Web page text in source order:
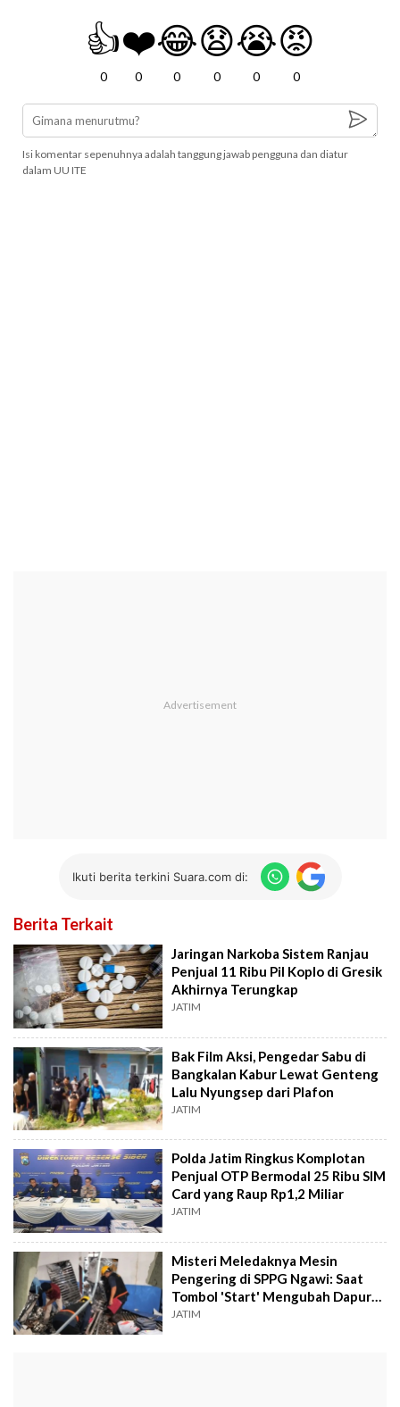
👍
0
❤️
0
😂
0
😧
0
😭
0
😡
0
Isi komentar sepenuhnya adalah tanggung jawab pengguna dan diatur
dalam UU ITE
Ikuti berita terkini Suara.com di:
Berita Terkait
Jaringan Narkoba Sistem Ranjau
Penjual 11 Ribu Pil Koplo di Gresik
Akhirnya Terungkap
JATIM
Bak Film Aksi, Pengedar Sabu di
Bangkalan Kabur Lewat Genteng
Lalu Nyungsep dari Plafon
JATIM
Polda Jatim Ringkus Komplotan
Penjual OTP Bermodal 25 Ribu SIM
Card yang Raup Rp1,2 Miliar
JATIM
Misteri Meledaknya Mesin
Pengering di SPPG Ngawi: Saat
Tombol 'Start' Mengubah Dapur
Menjadi Petaka
JATIM